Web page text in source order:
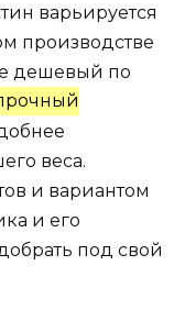
варьируется
производстве
дешевый по
веса.
и вариантом
и его
под свой